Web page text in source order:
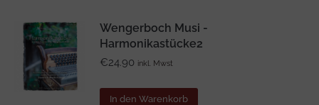
Wengerboch Musi -
Harmonikastücke2
€24.90 inkl. Mwst
In den Warenkorb